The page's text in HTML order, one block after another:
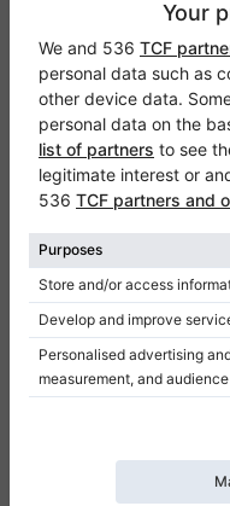
Kontakt
Über Uns
Referenz hinterlassen
Datenschutzerklärung
Einwilligungseinstellungen
Resümee